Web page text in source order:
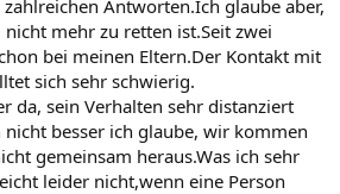
Antworten.Ich glaube aber,
mehr zu retten ist.Seit zwei
bei meinen Eltern.Der Kontakt mit
sich sehr schwierig.
da, sein Verhalten sehr distanziert
besser ich glaube, wir kommen
gemeinsam heraus.Was ich sehr
leider nicht,wenn eine Person